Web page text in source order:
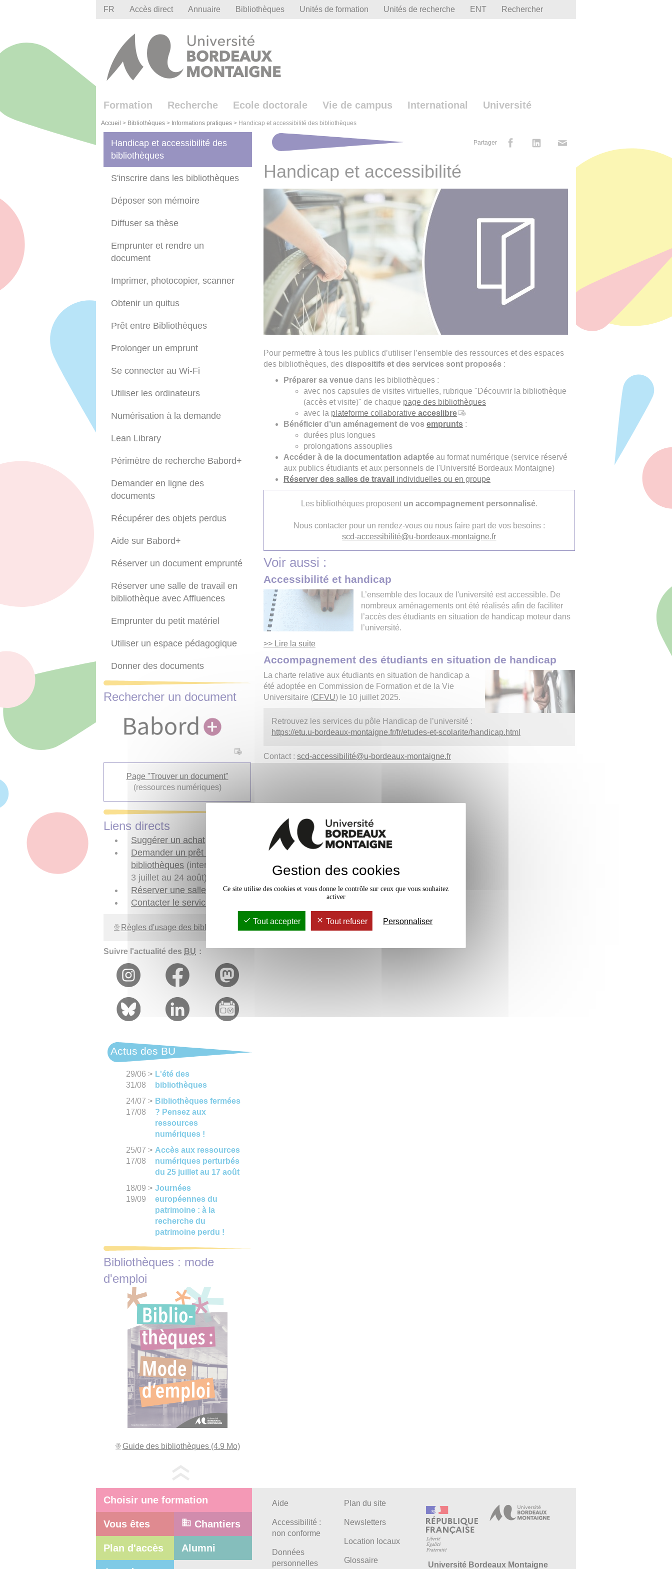
FR Accès direct Annuaire Bibliothèques Unités de formation Unités de recherche ENT Rechercher
Formation Recherche Ecole doctorale Vie de campus International Université
Accueil > Bibliothèques > Informations pratiques > Handicap et accessibilité des bibliothèques
Partager
Handicap et accessibilité
Pour permettre à tous les publics d’utiliser l’ensemble des ressources et des espaces
des bibliothèques, des dispositifs et des services sont proposés :
Préparer sa venuedans les bibliothèques :
avec nos capsules de visites virtuelles, rubrique "Découvrir la bibliothèque
(accès et visite)" de chaque page des bibliothèques
avec la plateforme collaborative acceslibre
Bénéficier d’un aménagement de vos emprunts:
durées plus longues
prolongations assouplies
Accéder à de la documentation adaptéeau format numérique (service réservé
aux publics étudiants et aux personnels de l'Université Bordeaux Montaigne)
Réserver des salles de travail individuelles ou en groupe
Les bibliothèques proposent un accompagnement personnalisé.
Nous contacter pour un rendez-vous ou nous faire part de vos besoins :
scd-accessibilité@u-bordeaux-montaigne.fr
Voir aussi :
Accessibilité et handicap
L’ensemble des locaux de l'université est accessible. De
nombreux aménagements ont été réalisés afin de faciliter
l’accès des étudiants en situation de handicap moteur dans
l’université.
>> Lire la suite
Accompagnement des étudiants en situation de handicap
La charte relative aux étudiants en situation de handicap a
été adoptée en Commission de Formation et de la Vie
Universitaire (CFVU) le 10 juillet 2025.
Retrouvez les services du pôle Handicap de l’université :
https://etu.u-bordeaux-montaigne.fr/fr/etudes-et-scolarite/handicap.html
Contact : scd-accessibilité@u-bordeaux-montaigne.fr
Handicap et accessibilité des
bibliothèques
S'inscrire dans les bibliothèques
Déposer son mémoire
Diffuser sa thèse
Emprunter et rendre un
document
Imprimer, photocopier, scanner
Obtenir un quitus
Prêt entre Bibliothèques
Prolonger un emprunt
Se connecter au Wi-Fi
Utiliser les ordinateurs
Numérisation à la demande
Lean Library
Périmètre de recherche Babord+
Demander en ligne des
documents
Récupérer des objets perdus
Aide sur Babord+
Réserver un document emprunté
Réserver une salle de travail en
bibliothèque avec Affluences
Emprunter du petit matériel
Utiliser un espace pédagogique
Donner des documents
Rechercher un document
Page "Trouver un document"
(ressources numériques)
Liens directs
Suggérer un achat
Demander un prêt entre
bibliothèques (interruption du
3 juillet au 24 août)
Réserver une salle de travail
Contacter le service
Règles d'usage des bibliothèques
Suivre l'actualité des BU :
Actus des BU
29/06 >
31/08
L'été des
bibliothèques
24/07 >
17/08
Bibliothèques fermées
? Pensez aux
ressources
numériques !
25/07 >
17/08
Accès aux ressources
numériques perturbés
du 25 juillet au 17 août
18/09 >
19/09
Journées
européennes du
patrimoine : à la
recherche du
patrimoine perdu !
Bibliothèques : mode
d'emploi
Guide des bibliothèques (4.9 Mo)
Choisir une formation
Vous êtes Chantiers
Plan d'accès Alumni
Aide
Accessibilité :
non conforme
Données
personnelles
Plan du site
Newsletters
Location locaux
Glossaire
Université Bordeaux Montaigne
Gestion des cookies
Ce site utilise des cookies et vous donne le contrôle sur ceux que vous souhaitez
activer
Tout accepter Tout refuser Personnaliser